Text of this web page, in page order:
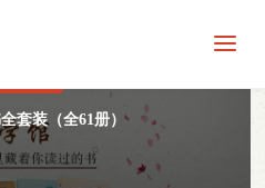
套装（全61册）